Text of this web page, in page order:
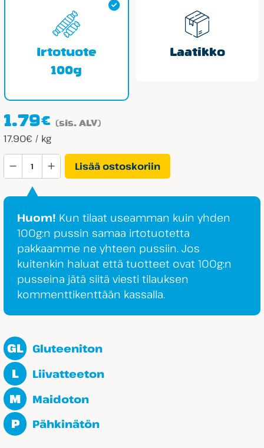
Irtotuote
100g
Laatikko
1.79€ (sis. ALV)
17.90€ / kg
Hedelmä&Cola
määrä
Lisää ostoskoriin
Huom! Kun tilaat useamman kuin yhden
100g:n pussin samaa irtotuotetta
pakkaamme ne yhteen pussiin. Jos
kuitenkin haluat että tuotteet ovat 100g:n
pusseina jätä siitä viesti tilauksen
kommenttikenttään kassalla.
GL Gluteeniton
L Liivatteeton
M Maidoton
P Pähkinätön